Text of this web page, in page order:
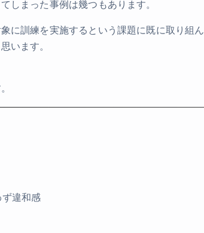
しまった事例は幾つもあります。
に訓練を実施するという課題に既に取り組ん
います。
違和感